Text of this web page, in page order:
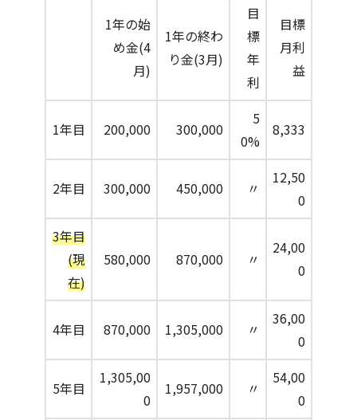
1年の始
め金(4
月)
1年の終わ
り金(3月)
目
標
年
利
目標
月利
益
1年目 200,000 300,000
5
0%
8,333
2年目 300,000 450,000 〃
12,50
0
3年目
(現
在)
580,000 870,000 〃
24,00
0
4年目 870,000 1,305,000 〃
36,00
0
5年目
1,305,00
0
1,957,000 〃
54,00
0